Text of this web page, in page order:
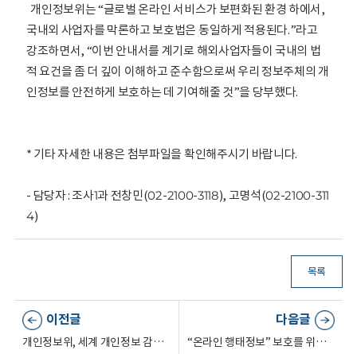
개인정보위는 “글로벌 온라인 서비스가 보편화된 환경 하에서,
국내외 사업자를 막론하고 보호법은 동일하게 적용된다.”라고
강조하면서, “이번 안내서를 계기로 해외사업자들이 국내의 법
적 요건을 좀 더 깊이 이해하고 준수함으로써 우리 정보주체의 개
인정보를 안전하게 보호하는 데 기여해줄 것”을 당부했다.
* 기타 자세한 내용은 첨부파일을 확인해주시기 바랍니다.
- 담당자 : 조사1과 전창민(02-2100-3118), 고명석(02-2100-311
4)
목록
이전글
개인정보위, 세계 개인정보 감독기관들과 국가간 안전한 데이터 이전에 관해 논의
다음글
“온라인 행태정보” 보호를 위해 민·관이 함께 머리 맞댄다